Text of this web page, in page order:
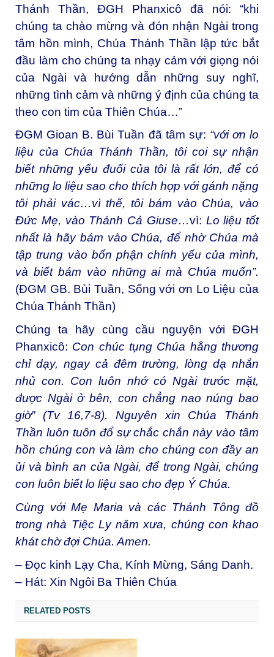
Thánh Thần, ĐGH Phanxicô đã nói: “khi
chúng ta chào mừng và đón nhận Ngài trong
tâm hồn mình, Chúa Thánh Thần lập tức bắt
đầu làm cho chúng ta nhạy cảm với giọng nói
của Ngài và hướng dẫn những suy nghĩ,
những tình cảm và những ý định của chúng ta
theo con tim của Thiên Chúa…”
ĐGM Gioan B. Bùi Tuần đã tâm sự: “với ơn lo
liệu của Chúa Thánh Thần, tôi coi sự nhận
biết những yếu đuối của tôi là rất lớn, để có
những lo liệu sao cho thích hợp với gánh nặng
tôi phải vác…vì thế, tôi bám vào Chúa, vào
Đức Mẹ, vào Thánh Cả Giuse…vì: Lo liệu tốt
nhất là hãy bám vào Chúa, để nhờ Chúa mà
tập trung vào bổn phận chính yếu của mình,
và biết bám vào những ai mà Chúa muốn”.
(ĐGM GB. Bùi Tuần, Sống với ơn Lo Liệu của
Chúa Thánh Thần)
Chúng ta hãy cùng cầu nguyện với ĐGH
Phanxicô: Con chúc tụng Chúa hằng thương
chỉ dạy, ngay cả đêm trường, lòng dạ nhắn
nhủ con. Con luôn nhớ có Ngài trước mặt,
được Ngài ở bên, con chẳng nao núng bao
giờ” (Tv 16,7-8). Nguyên xin Chúa Thánh
Thần luôn tuôn đổ sự chắc chắn này vào tâm
hồn chúng con và làm cho chúng con đầy an
ủi và bình an của Ngài, để trong Ngài, chúng
con luôn biết lo liệu sao cho đẹp Ý Chúa.
Cùng với Mẹ Maria và các Thánh Tông đồ
trong nhà Tiệc Ly năm xưa, chúng con khao
khát chờ đợi Chúa. Amen.
– Đọc kinh Lạy Cha, Kính Mừng, Sáng Danh.
– Hát: Xin Ngôi Ba Thiên Chúa
RELATED POSTS